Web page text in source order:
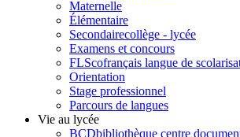
Maternelle
Élémentaire
Secondairecollège - lycée
Examens et concours
FLScofrançais langue de
Orientation
Stage professionnel
Parcours de langues
Vie au lycée
BCDbibliothèque centre